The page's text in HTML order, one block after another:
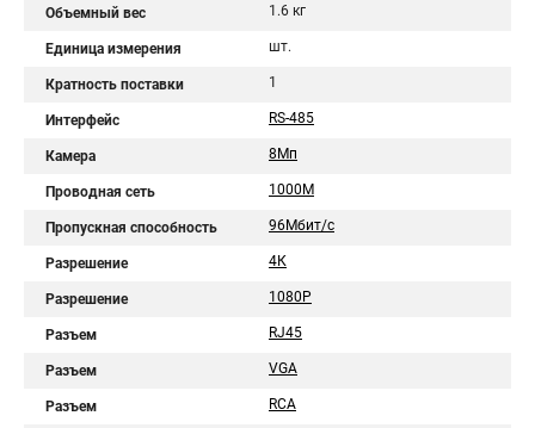
Объемный вес 1.6 кг
Единица измерения шт.
Кратность поставки 1
Интерфейс RS-485
Камера 8Мп
Проводная сеть 1000М
Пропускная способность 96Мбит/с
Разрешение 4К
Разрешение 1080Р
Разъем RJ45
Разъем VGA
Разъем RCA